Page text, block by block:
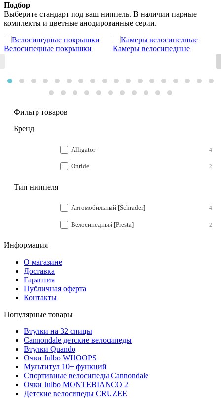
Подбор
Выберите стандарт под ваш ниппель. В наличии парные
комплекты и цветные анодированные серии.
Велосипедные покрышки Камеры велосипедные
Фильтр товаров
Бренд
Alligator 4
Onride 2
Тип ниппеля
Автомобильный [Schrader] 4
Велосипедный [Presta] 2
Информация
О магазине
Доставка
Гарантия
Публичная оферта
Контакты
Популярные товары
Втулки на 32 спицы
Cannondale детские велосипеды
Втулки Quando
Очки Julbo WHOOPS
Мультитул 10+ функций
Спортивные велосипеды Cannondale
Очки Julbo MONTEBIANCO 2
Детские велосипеды CRUZEE